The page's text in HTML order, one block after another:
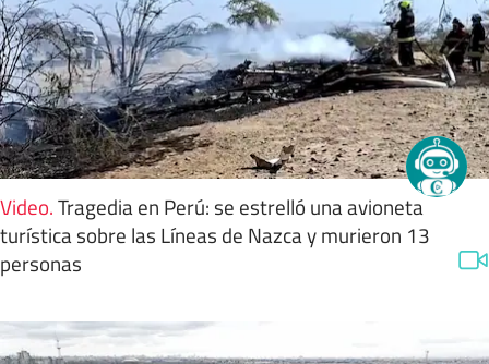
Video.Tragedia en Perú: se estrelló una avioneta
turística sobre las Líneas de Nazca y murieron 13
personas